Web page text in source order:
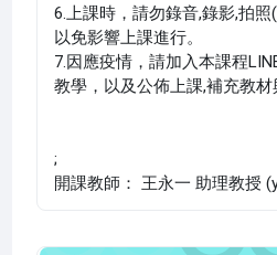
6.上課時，請勿錄音,錄影,拍照
以免影響上課進行。
7.因應疫情，請加入本課程
教學，以及公佈上課,補充教材
;
開課教師： 王永一 助理教授